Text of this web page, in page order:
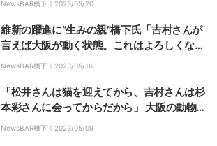
NewsBAR橋下｜ 2023/05/20
維新の躍進に“生みの親”橋下氏「吉村さんが
言えば大阪が動く状態。これはよろしくな
い」 東国原氏「松井さんを大阪の選挙でぶつ
NewsBAR橋下｜ 2023/05/16
「松井さんは猫を迎えてから、吉村さんは杉
本彩さんに会ってからだから」 大阪の動物愛
護推進に橋下氏「政治は政治家の気持ち次第
NewsBAR橋下｜ 2023/05/09